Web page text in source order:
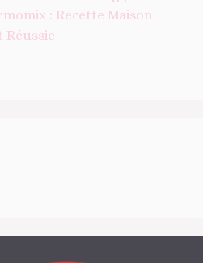
: Recette Maison
Réussie